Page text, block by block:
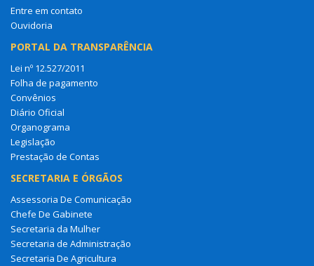
Entre em contato
Ouvidoria
PORTAL DA TRANSPARÊNCIA
Lei nº 12.527/2011
Folha de pagamento
Convênios
Diário Oficial
Organograma
Legislação
Prestação de Contas
SECRETARIA E ÓRGÃOS
Assessoria De Comunicação
Chefe De Gabinete
Secretaria da Mulher
Secretaria de Administração
Secretaria De Agricultura